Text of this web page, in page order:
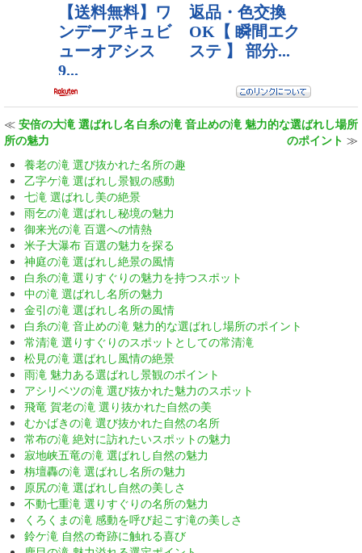
≪ 安倍の大滝 選ばれし名
所の魅力
白糸の滝 音止めの滝 魅力的な選ばれし場所
のポイント ≫
養老の滝 選び抜かれた名所の趣
乙字ケ滝 選ばれし景観の感動
七滝 選ばれし美の絶景
雨乞の滝 選ばれし秘境の魅力
御来光の滝 百選への情熱
米子大瀑布 百選の魅力を探る
神庭の滝 選ばれし絶景の風情
白糸の滝 選りすぐりの魅力を持つスポット
中の滝 選ばれし名所の魅力
金引の滝 選ばれし名所の風情
白糸の滝 音止めの滝 魅力的な選ばれし場所のポイント
常清滝 選りすぐりのスポットとしての常清滝
松見の滝 選ばれし風情の絶景
雨滝 魅力ある選ばれし景観のポイント
アシリベツの滝 選び抜かれた魅力のスポット
飛竜 賀老の滝 選り抜かれた自然の美
むかばきの滝 選び抜かれた自然の名所
常布の滝 絶対に訪れたいスポットの魅力
寂地峡五竜の滝 選ばれし自然の魅力
栴壇轟の滝 選ばれし名所の魅力
原尻の滝 選ばれし自然の美しさ
不動七重滝 選りすぐりの名所の魅力
くろくまの滝 感動を呼び起こす滝の美しさ
鈴ケ滝 自然の奇跡に触れる喜び